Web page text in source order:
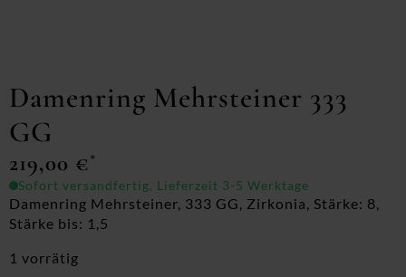
Damenring Mehrsteiner 333
GG
219,00 €*
Sofort versandfertig, Lieferzeit 3-5 Werktage
Damenring Mehrsteiner, 333 GG, Zirkonia, Stärke: 8,
Stärke bis: 1,5
1 vorrätig